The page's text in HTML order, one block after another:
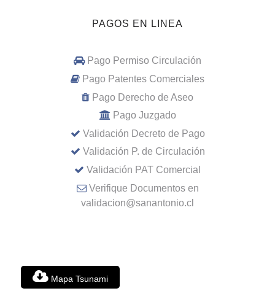
PAGOS EN LINEA
Pago Permiso Circulación
Pago Patentes Comerciales
Pago Derecho de Aseo
Pago Juzgado
Validación Decreto de Pago
Validación P. de Circulación
Validación PAT Comercial
Verifique Documentos en
validacion@sanantonio.cl
Mapa Tsunami